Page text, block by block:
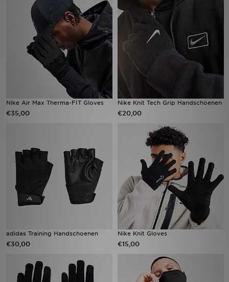
Nike Air Max Therma-FIT Gloves
€35,00
Nike Knit Tech Grip Handschoenen
€20,00
adidas Training Handschoenen
€30,00
Nike Knit Gloves
€15,00